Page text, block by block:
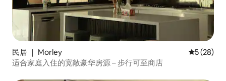
民居 ｜ Morley 平均评分
5 (28)
适合家庭入住的宽敞豪华房源 – 步行可至商店